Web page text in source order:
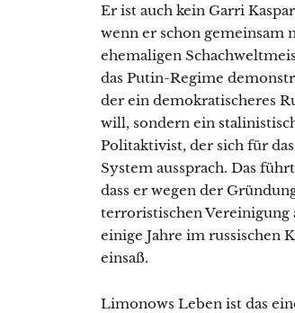
Er ist auch kein Garri
wenn er schon gemeinsam
ehemaligen
das Putin-Regime
der ein demokratischeres
will, sondern ein
Politaktivist, der sich für
System aussprach. Das
dass er wegen der
terroristischen Vereinigung
einige Jahre im russischen
einsaß.
Limonows Leben ist das